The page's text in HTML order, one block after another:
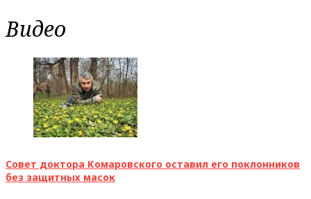
Видео
Совет доктора Комаровского оставил его поклонников
без защитных масок